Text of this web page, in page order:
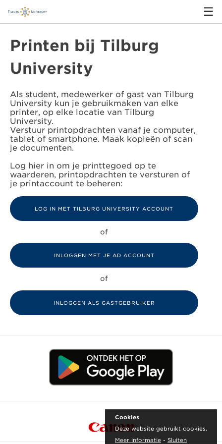
☰
Printen bij Tilburg
University
Als student, medewerker of gast van Tilburg
University kun je gebruikmaken van elke
printer, op elke locatie van Tilburg
University.
Verstuur printopdrachten vanaf je computer,
tablet of smartphone. Maak kopieën of scan
je documenten.
Log hier in om je printtegoed op te
waarderen, printopdrachten te versturen of
je printaccount te beheren:
of
of
INLOGGEN ALS GASTGEBRUIKER
Cookies
Deze website gebruikt cookies.
Meer informatie - Sluiten